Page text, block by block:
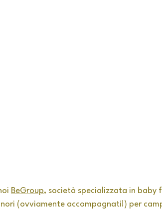
BeGroup, società specializzata in baby
(ovviamente accompagnati!) per